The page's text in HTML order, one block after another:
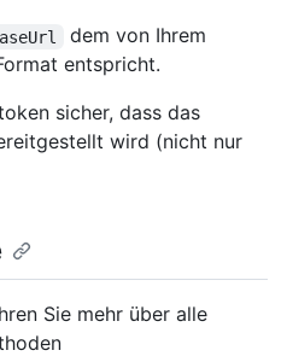
dem von Ihrem
entspricht.
sicher, dass das
wird (nicht nur
Sie mehr über alle